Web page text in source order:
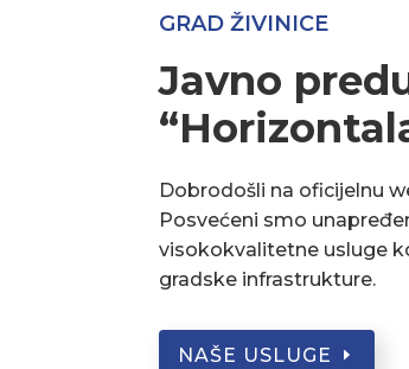
GRAD ŽIVINICE
Javno
Dobrodošli na oficijelnu
Posvećeni smo
visokokvalitetne usluge
gradske infrastrukture.
NAŠE USLUGE